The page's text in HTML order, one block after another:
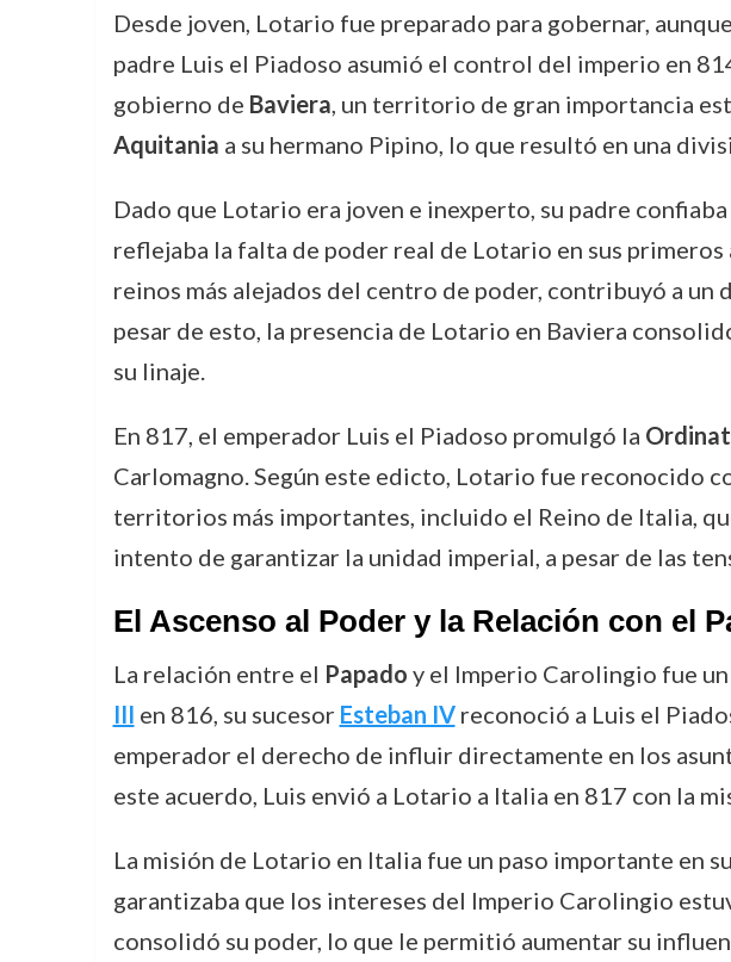
Desde joven, Lotario fue preparado para gobernar,
padre Luis el Piadoso asumió el control del imperio en
gobierno de Baviera, un territorio de gran importancia
Aquitania a su hermano Pipino, lo que resultó en una
Dado que Lotario era joven e inexperto, su padre
reflejaba la falta de poder real de Lotario en sus
reinos más alejados del centro de poder, contribuyó a
pesar de esto, la presencia de Lotario en Baviera
su linaje.
En 817, el emperador Luis el Piadoso promulgó la
Carlomagno. Según este edicto, Lotario fue reconocido
territorios más importantes, incluido el Reino de Italia,
intento de garantizar la unidad imperial, a pesar de las
El Ascenso al Poder y la Relación con el
La relación entre el Papado y el Imperio Carolingio fue
III en 816, su sucesor Esteban IVreconoció a Luis el
emperador el derecho de influir directamente en los
este acuerdo, Luis envió a Lotario a Italia en 817 con la
La misión de Lotario en Italia fue un paso importante en
garantizaba que los intereses del Imperio Carolingio
consolidó su poder, lo que le permitió aumentar su